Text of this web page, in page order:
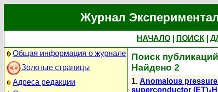
Журнал
НАЧАЛО ПОИСК
Общая информация о журнале
Золотые страницы
Адреса редакции
Поиск
Найдено 2
1. Anomalous
superconductor (ET)